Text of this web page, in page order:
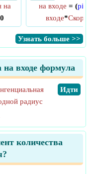
на
на входе = (pi
входе*
​Узнать больше >>
входе формула
​Идти
радиус
количества